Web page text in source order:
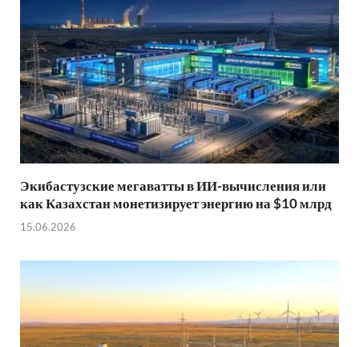
Экибастузские мегаватты в ИИ-вычисления или
как Казахстан монетизирует энергию на $10 млрд
15.06.2026